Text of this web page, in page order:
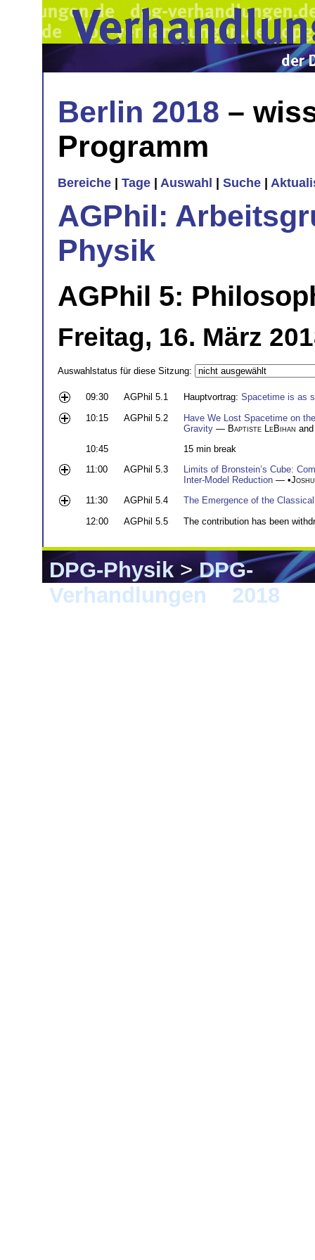
Berlin 2018 –
Programm
Bereiche Tage Auswahl Suche
AGPhil:
Physik
AGPhil 5:
Freitag, 16. März
Auswahlstatus für diese Sitzung:
09:30 AGPhil 5.1 Hauptvortrag: Spacetime is as
10:15
AGPhil 5.2
Have We Lost Spacetime on
Gravity — Baptiste LeBihan and
10:45
15 min break
11:00
AGPhil 5.3
Limits of Bronstein’s Cube:
Inter-Model Reduction — •
11:30
AGPhil 5.4
The Emergence of the
12:00
AGPhil 5.5 The contribution has been
DPG-Physik>DPG-
Verhandlungen
2018